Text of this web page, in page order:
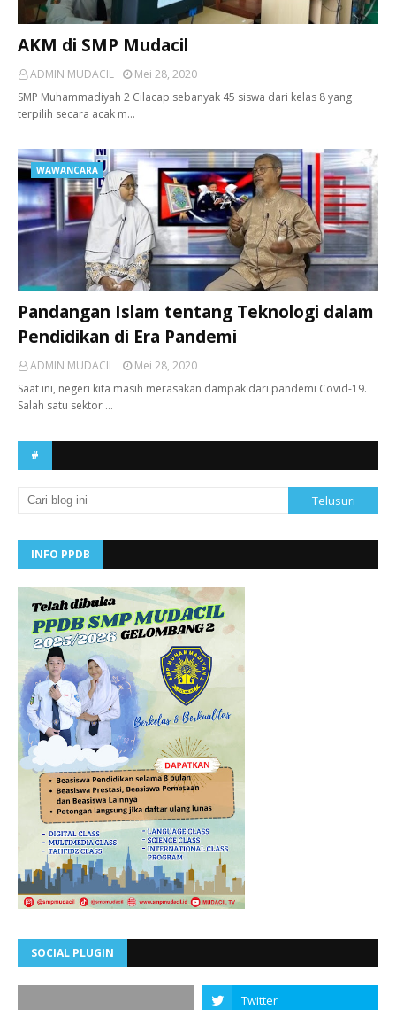
AKM di SMP Mudacil
ADMIN MUDACIL
Mei 28, 2020
SMP Muhammadiyah 2 Cilacap sebanyak 45 siswa dari kelas 8 yang
terpilih secara acak m…
WAWANCARA
Pandangan Islam tentang Teknologi dalam
Pendidikan di Era Pandemi
ADMIN MUDACIL
Mei 28, 2020
Saat ini, negeri kita masih merasakan dampak dari pandemi Covid-19.
Salah satu sektor …
#
INFO PPDB
SOCIAL PLUGIN